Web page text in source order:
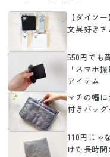
【ダイソ
文具好き
550円でも
「スマホ
アイテム
マチの幅
付きバッ
110円じゃ
けた長時